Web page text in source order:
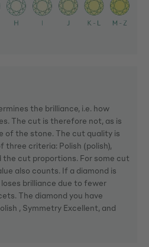
the brilliance, i.e. how
The cut is therefore not, as is
of the stone. The cut quality is
three criteria: Polish (polish),
the cut proportions. For some cut
also counts. If a diamond is
brilliance due to fewer
The diamond you have
, Symmetry Excellent, and